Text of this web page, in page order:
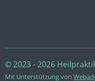
© 2023 - 2026
Mit Unterstützung von